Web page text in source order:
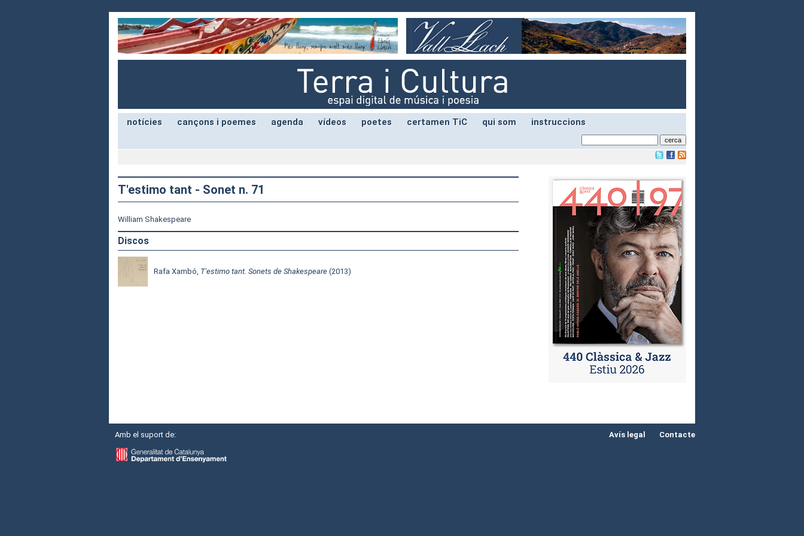
notícies cançons i poemes agenda vídeos poetes certamen TiC qui som instruccions
T'estimo tant - Sonet n. 71
William Shakespeare
Discos
Rafa Xambó, T'estimo tant. Sonets de Shakespeare (2013)
Amb el suport de: Avís legal Contacte